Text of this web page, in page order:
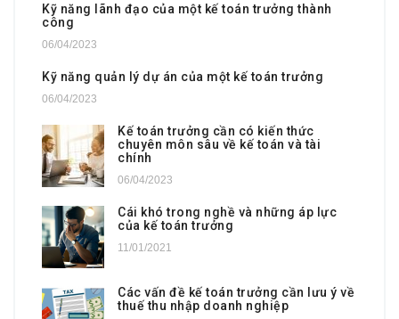
Kỹ năng lãnh đạo của một kế toán trưởng thành
công
06/04/2023
Kỹ năng quản lý dự án của một kế toán trưởng
06/04/2023
Kế toán trưởng cần có kiến thức
chuyên môn sâu về kế toán và tài
chính
06/04/2023
Cái khó trong nghề và những áp lực
của kế toán trưởng
11/01/2021
Các vấn đề kế toán trưởng cần lưu ý về
thuế thu nhập doanh nghiệp